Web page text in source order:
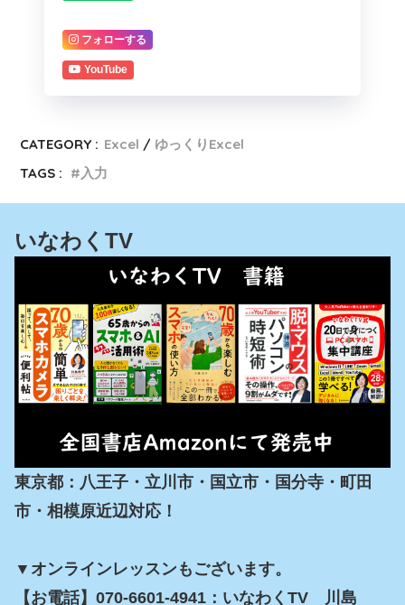
フォローする
YouTube
CATEGORY : Excel
ゆっくりExcel
TAGS :
入力
いなわくTV
東京都：八王子・立川市・国立市・国分寺・町田
市・相模原近辺対応！
▼オンラインレッスンもございます。
【お電話】070-6601-4941：いなわくTV　川島